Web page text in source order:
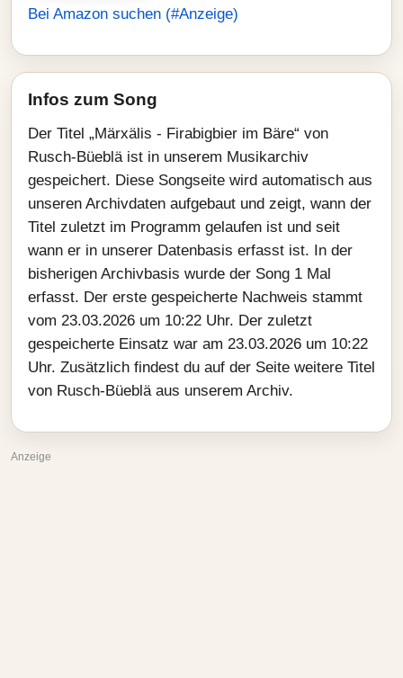
Bei Amazon suchen (#Anzeige)
Infos zum Song
Der Titel „Märxälis - Firabigbier im Bäre“ von
Rusch-Büeblä ist in unserem Musikarchiv
gespeichert. Diese Songseite wird automatisch aus
unseren Archivdaten aufgebaut und zeigt, wann der
Titel zuletzt im Programm gelaufen ist und seit
wann er in unserer Datenbasis erfasst ist. In der
bisherigen Archivbasis wurde der Song 1 Mal
erfasst. Der erste gespeicherte Nachweis stammt
vom 23.03.2026 um 10:22 Uhr. Der zuletzt
gespeicherte Einsatz war am 23.03.2026 um 10:22
Uhr. Zusätzlich findest du auf der Seite weitere Titel
von Rusch-Büeblä aus unserem Archiv.
Anzeige